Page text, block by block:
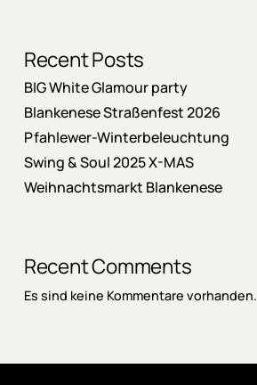
Recent Posts
BIG White Glamour party
Blankenese Straßenfest 2026
Pfahlewer-Winterbeleuchtung
Swing & Soul 2025 X-MAS
Weihnachtsmarkt Blankenese
Recent Comments
Es sind keine Kommentare vorhanden.